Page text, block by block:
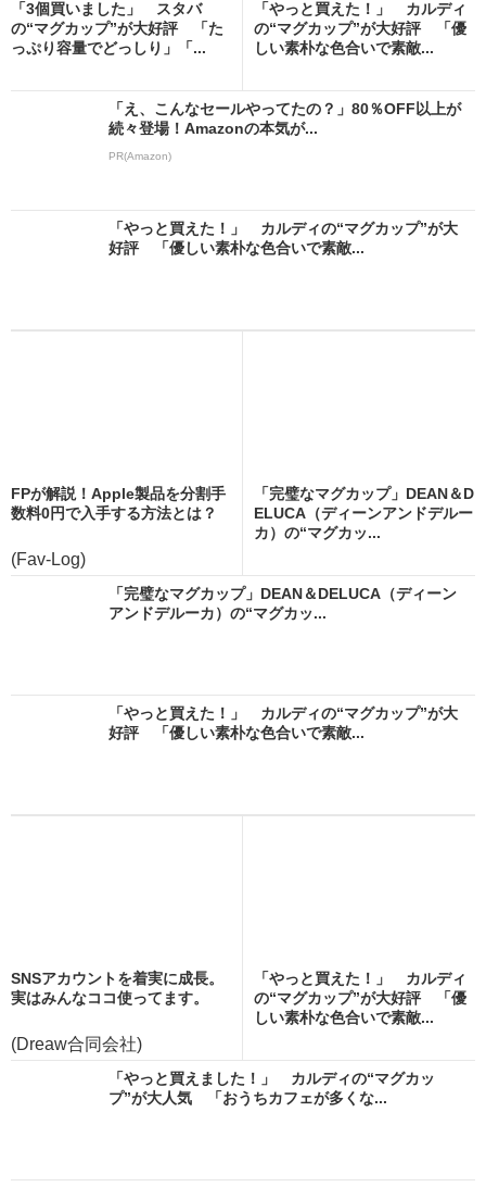
「3個買いました」 スタバ
の“マグカップ”が大好評 「た
っぷり容量でどっしり」「...
「やっと買えた！」 カルディ
の“マグカップ”が大好評 「優
しい素朴な色合いで素敵...
「え、こんなセールやってたの？」80％OFF以上が
続々登場！Amazonの本気が...
PR(Amazon)
「やっと買えた！」 カルディの“マグカップ”が大
好評 「優しい素朴な色合いで素敵...
FPが解説！Apple製品を分割手
数料0円で入手する方法とは？
(Fav-Log)
「完璧なマグカップ」DEAN＆D
ELUCA（ディーンアンドデルー
カ）の“マグカッ...
「完璧なマグカップ」DEAN＆DELUCA（ディーン
アンドデルーカ）の“マグカッ...
「やっと買えた！」 カルディの“マグカップ”が大
好評 「優しい素朴な色合いで素敵...
SNSアカウントを着実に成長。
実はみんなココ使ってます。
(Dreaw合同会社)
「やっと買えた！」 カルディ
の“マグカップ”が大好評 「優
しい素朴な色合いで素敵...
「やっと買えました！」 カルディの“マグカッ
プ”が大人気 「おうちカフェが多くな...